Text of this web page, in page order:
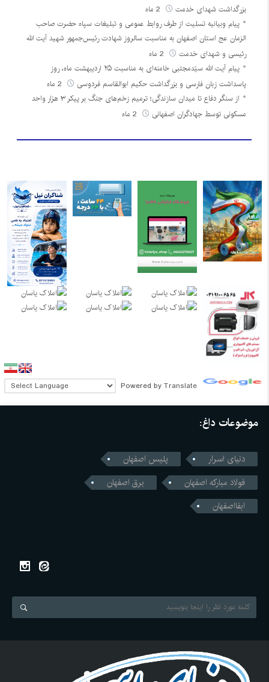
بزرگداشت شهدای خدمت
پیام وبیانیه تسلیت از طرف روابط عمومی و تبلیغات سپاه حضرت صاحب
الزمان عج استان اصفهان به مناسبت سالروز شهادت رئیس‌جمهور شهید آیت الله
رئیسی و شهدای خدمت
پیام آیت الله سیّدمجتبی خامنه‌ای به مناسبت ۲۵ اردیبهشت ماه، روز
پاسداشت زبان فارسی و بزرگداشت حکیم ابوالقاسم فردوسی
از سنگر دفاع تا میدان سازندگی؛ ترمیم زخم‌های جنگ بر پیکر ۳ هزار واحد
مسکونی توسط جهادگران اصفهانی
Powered by Translate
موضوعات داغ:
دنیای اسرار
پلیس اصفهان
فولاد مبارکه اصفهان
برق اصفهان
ابفااصفهان